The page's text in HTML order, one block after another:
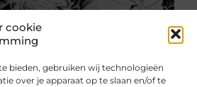
cookie
bieden, gebruiken wij technologieën
over je apparaat op te slaan en/of te
door Emma Kunz, 1953